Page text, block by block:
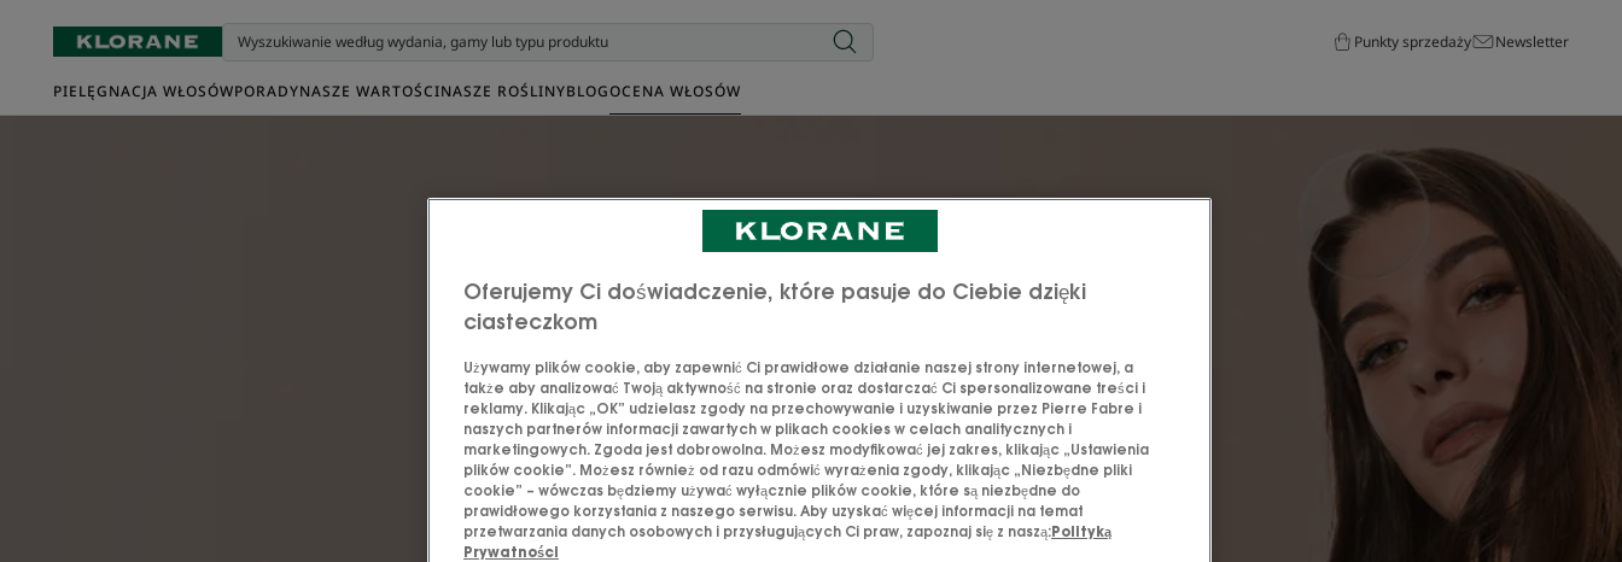
Punkty sprzedaży Newsletter
PIELĘGNACJA WŁOSÓWPORADYNASZE WARTOŚCINASZE ROŚLINYBLOGOCENA WŁOSÓW
TYLKO 2 MINUTY
Ocena moich włosów
Określ prawdziwe potrzeby swoich włosów
za pomocą naszego spersonalizowanego narzędzia
i poznaj swój rytuał pielęgnacyjny.
POCZĄTEK
Oferujemy Ci doświadczenie, które pasuje do Ciebie dzięki
ciasteczkom
Używamy plików cookie, aby zapewnić Ci prawidłowe działanie naszej strony internetowej, a
także aby analizować Twoją aktywność na stronie oraz dostarczać Ci spersonalizowane treści i
reklamy. Klikając „OK” udzielasz zgody na przechowywanie i uzyskiwanie przez Pierre Fabre i
naszych partnerów informacji zawartych w plikach cookies w celach analitycznych i
marketingowych. Zgoda jest dobrowolna. Możesz modyfikować jej zakres, klikając „Ustawienia
plików cookie”. Możesz również od razu odmówić wyrażenia zgody, klikając „Niezbędne pliki
cookie” – wówczas będziemy używać wyłącznie plików cookie, które są niezbędne do
prawidłowego korzystania z naszego serwisu. Aby uzyskać więcej informacji na temat
przetwarzania danych osobowych i przysługujących Ci praw, zapoznaj się z naszą:Polityką
Prywatności